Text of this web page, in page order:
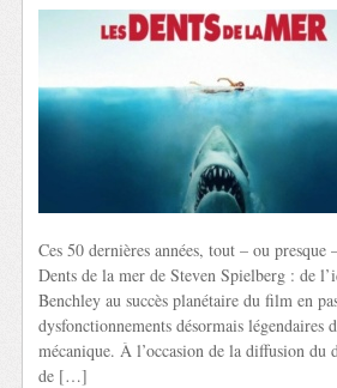
Ces 50 dernières années, tout – ou presque
Dents de la mer de Steven Spielberg : de
Benchley au succès planétaire du film en
dysfonctionnements désormais légendaires
mécanique. À l’occasion de la diffusion du
de […]